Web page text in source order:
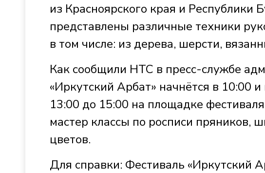
из Красноярского края и Республики
представлены различные техники
в том числе: из дерева, шерсти,
Как сообщили НТС в пресс-службе
«Иркутский Арбат» начнётся в 10:00
13:00 до 15:00 на площадке
мастер классы по росписи
цветов.
Для справки: Фестиваль «Иркутский